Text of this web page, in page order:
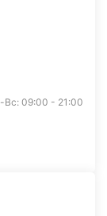
Вс: 09:00 - 21:00